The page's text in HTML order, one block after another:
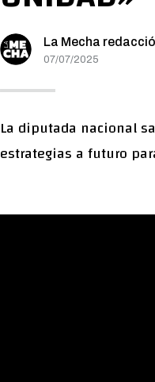
La Mecha
07/07/2025
La diputada nacional
estrategias a futuro